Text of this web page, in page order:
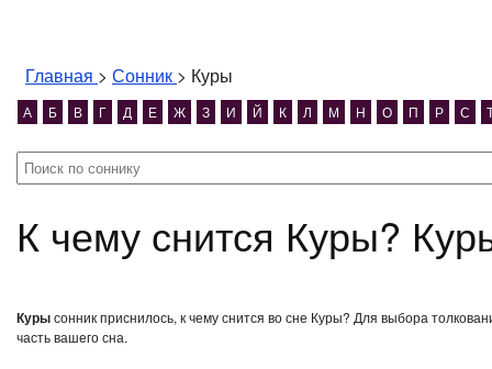
Главная > Сонник > Куры
А Б В Г Д Е Ж З И Й К Л М Н О П Р С
К чему снится Куры?
Курысонник приснилось, к чему снится во сне Куры? Для выбора
часть вашего сна.